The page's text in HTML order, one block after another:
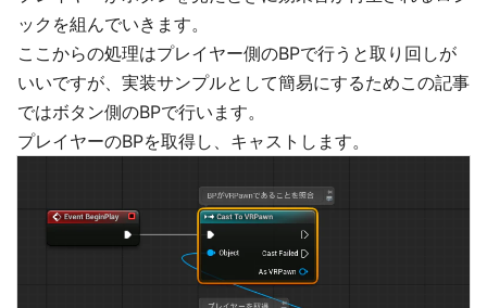
ックを組んでいきます。
ここからの処理はプレイヤー側のBPで行うと取り回しが
いいですが、実装サンプルとして簡易にするためこの記事
ではボタン側のBPで行います。
プレイヤーのBPを取得し、キャストします。